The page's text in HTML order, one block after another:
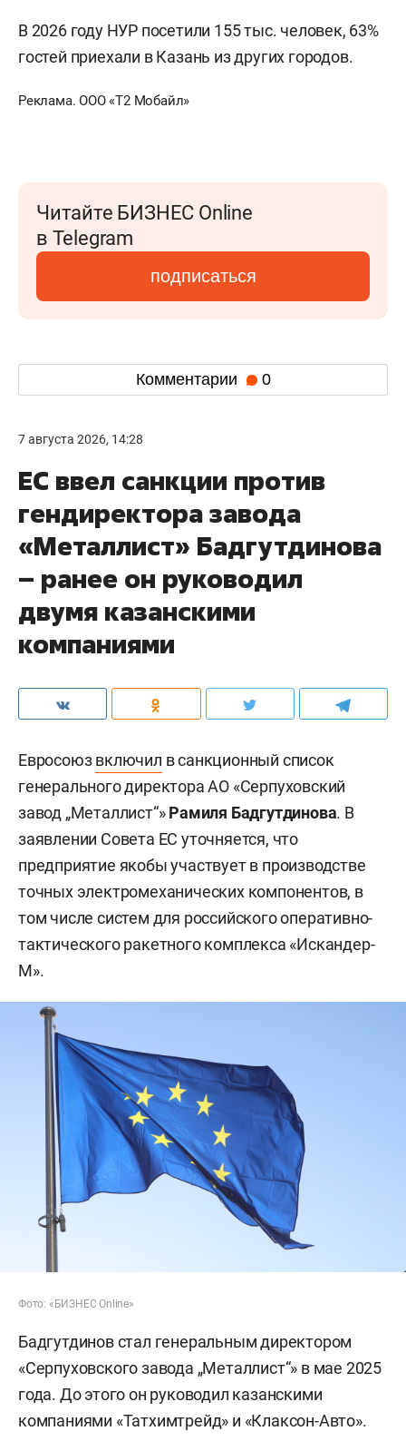
В 2026 году НУР посетили 155 тыс. человек, 63%
гостей приехали в Казань из других городов.
Реклама. ООО «Т2 Мобайл»
Читайте БИЗНЕС Online
в Telegram
подписаться
Комментарии 0
7 августа 2026, 14:28
ЕС ввел санкции против
гендиректора завода
«Металлист» Бадгутдинова
– ранее он руководил
двумя казанскими
компаниями
Евросоюзвключил в санкционный список
генерального директора АО «Серпуховский
завод „Металлист“»Рамиля Бадгутдинова. В
заявлении Совета ЕС уточняется, что
предприятие якобы участвует в производстве
точных электромеханических компонентов, в
том числе систем для российского оперативно-
тактического ракетного комплекса «Искандер-
М».
Фото: «БИЗНЕС Online»
Бадгутдинов стал генеральным директором
«Серпуховского завода „Металлист“» в мае 2025
года. До этого он руководил казанскими
компаниями «Татхимтрейд» и «Клаксон-Авто».